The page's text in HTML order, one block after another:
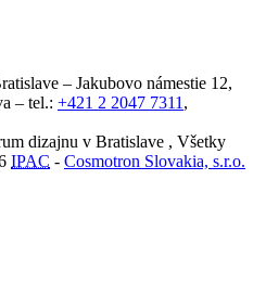
– Jakubovo námestie 12,
– tel.: +421 2 2047 7311 ,
dizajnu v Bratislave , Všetky
IPAC - Cosmotron Slovakia, s.r.o.